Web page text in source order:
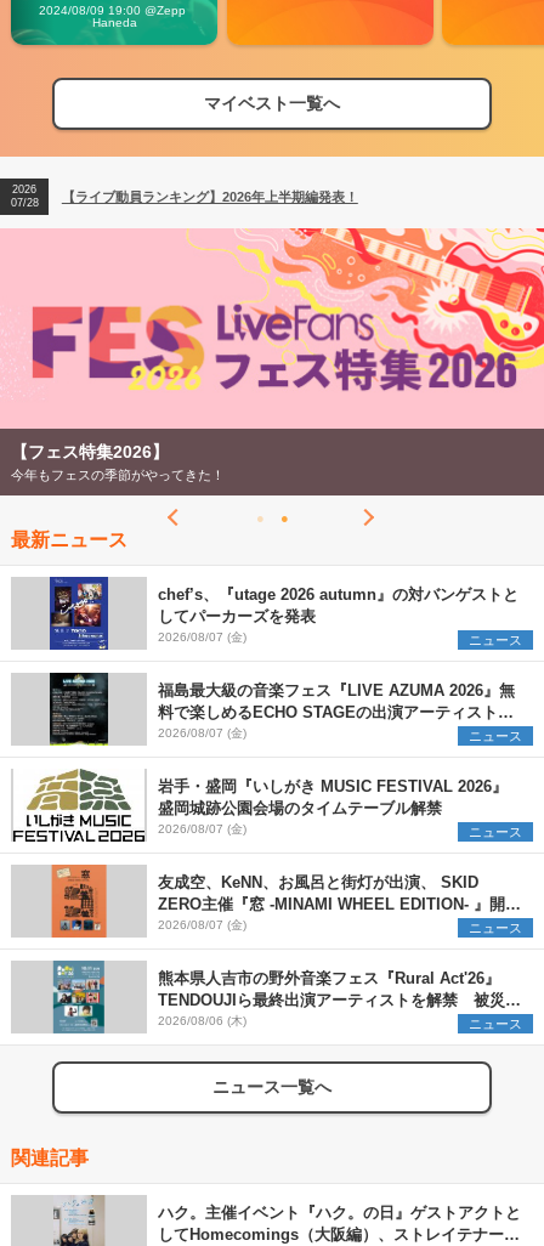
Vibes
2024/08/09 19:00 @Zepp
Haneda
マイベスト一覧へ
【ライブ動員ランキング】2026年上半期編発表！
【フェス特集2026】フェス情報はここから！
2026
07/28
【ライブ動員ランキング】2026年上半期編発表！
ェス特集2026】
フェスの季節がやってきた！
最新ニュース
chef’s、『utage 2026 autumn』の対バンゲストと
してパーカーズを発表
2026/08/07 (金) ニュース
福島最大級の音楽フェス『LIVE AZUMA 2026』無
料で楽しめるECHO STAGEの出演アーティストを
発表
2026/08/07 (金) ニュース
岩手・盛岡『いしがき MUSIC FESTIVAL 2026』
盛岡城跡公園会場のタイムテーブル解禁
2026/08/07 (金) ニュース
友成空、KeNN、お風呂と街灯が出演、 SKID
ZERO主催『窓 -MINAMI WHEEL EDITION- 』開催
決定
2026/08/07 (金) ニュース
熊本県人吉市の野外音楽フェス『Rural Act'26』
TENDOUJIら最終出演アーティストを解禁 被災地
支援プロジェクトの始動も発表
2026/08/06 (木) ニュース
ニュース一覧へ
関連記事
ハク。主催イベント『ハク。の日』ゲストアクトと
してHomecomings（大阪編）、ストレイテナー